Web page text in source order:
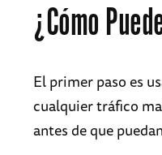
¿Cómo
El primer paso es
cualquier tráfico
antes de que